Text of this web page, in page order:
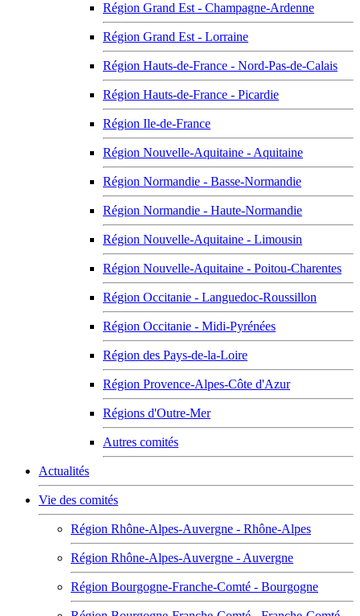
Région Grand Est - Champagne-Ardenne
Région Grand Est - Lorraine
Région Hauts-de-France - Nord-Pas-de-Calais
Région Hauts-de-France - Picardie
Région Ile-de-France
Région Nouvelle-Aquitaine - Aquitaine
Région Normandie - Basse-Normandie
Région Normandie - Haute-Normandie
Région Nouvelle-Aquitaine - Limousin
Région Nouvelle-Aquitaine - Poitou-Charentes
Région Occitanie - Languedoc-Roussillon
Région Occitanie - Midi-Pyrénées
Région des Pays-de-la-Loire
Région Provence-Alpes-Côte d'Azur
Régions d'Outre-Mer
Autres comités
Actualités
Vie des comités
Région Rhône-Alpes-Auvergne - Rhône-Alpes
Région Rhône-Alpes-Auvergne - Auvergne
Région Bourgogne-Franche-Comté - Bourgogne